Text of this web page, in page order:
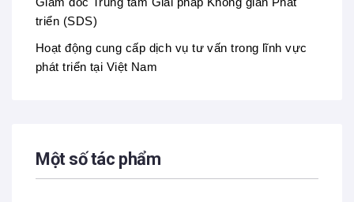
triển (SDS)
Hoạt động cung cấp dịch vụ tư vấn trong lĩnh vực
phát triển tại Việt Nam
Một số tác phẩm